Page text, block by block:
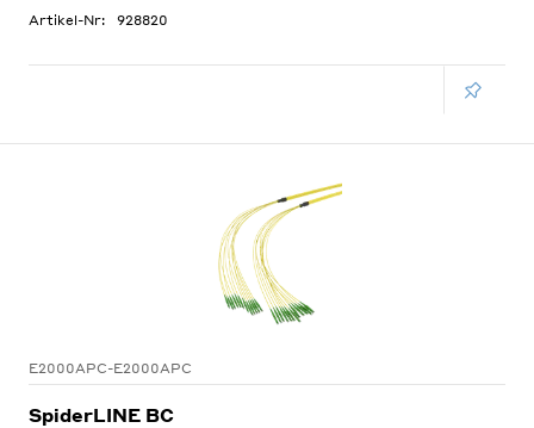
Artikel-Nr:
928820
E2000APC-E2000APC
SpiderLINE BC